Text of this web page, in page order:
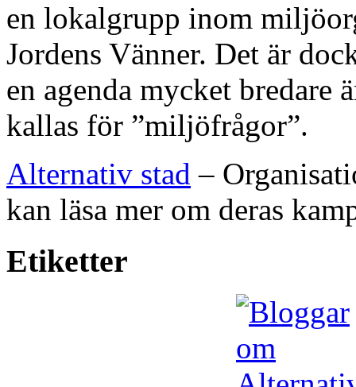
en lokalgrupp inom
Jordens Vänner. Det är
en agenda mycket bredare
kallas för ”miljöfrågor”.
Alternativ stad –
kan läsa mer om deras
Etiketter